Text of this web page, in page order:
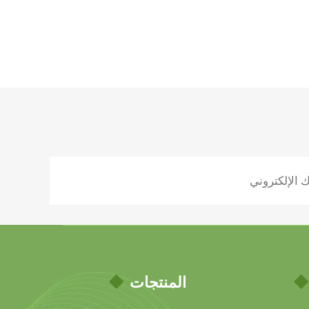
المنتجات